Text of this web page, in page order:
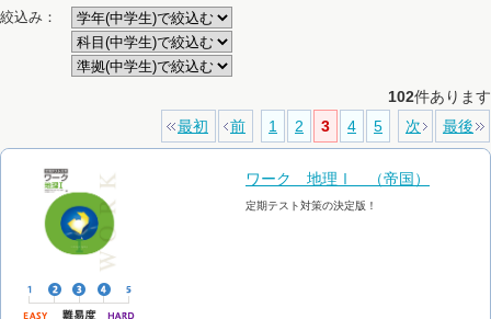
絞込み：
102件あります
最初
前 1 2 3 4 5 次 最後
ワーク 地理Ⅰ （帝国）
定期テスト対策の決定版！